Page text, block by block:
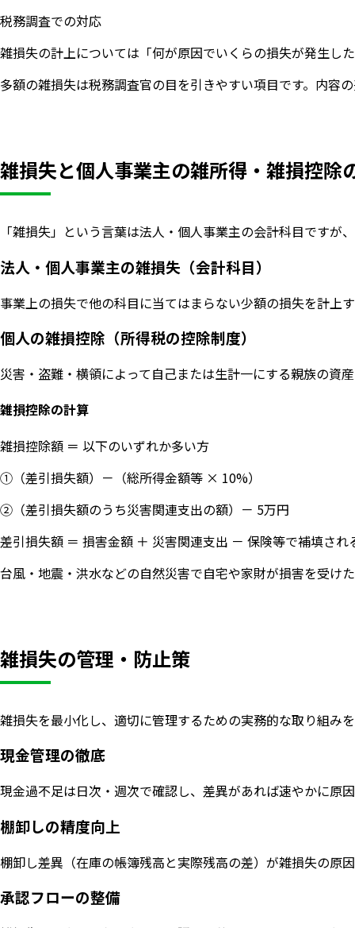
税務調査での対応
雑損失の計上については「何が原因でいくらの損失が発生し
多額の雑損失は税務調査官の目を引きやすい項目です。内容
雑損失と個人事業主の雑所得・雑損控除
「雑損失」という言葉は法人・個人事業主の会計科目です
法人・個人事業主の雑損失（会計科目）
事業上の損失で他の科目に当てはまらない少額の損失を計上
個人の雑損控除（所得税の控除制度）
災害・盗難・横領によって自己または生計一にする親族の資
雑損控除の計算
雑損控除額 ＝ 以下のいずれか多い方
①（差引損失額）－（総所得金額等 × 10%）
②（差引損失額のうち災害関連支出の額）－ 5万円
差引損失額 ＝ 損害金額 ＋ 災害関連支出 － 保険等で補填され
台風・地震・洪水などの自然災害で自宅や家財が損害を受け
雑損失の管理・防止策
雑損失を最小化し、適切に管理するための実務的な取り組み
現金管理の徹底
現金過不足は日次・週次で確認し、差異があれば速やかに原
棚卸しの精度向上
棚卸し差異（在庫の帳簿残高と実際残高の差）が雑損失の原
承認フローの整備